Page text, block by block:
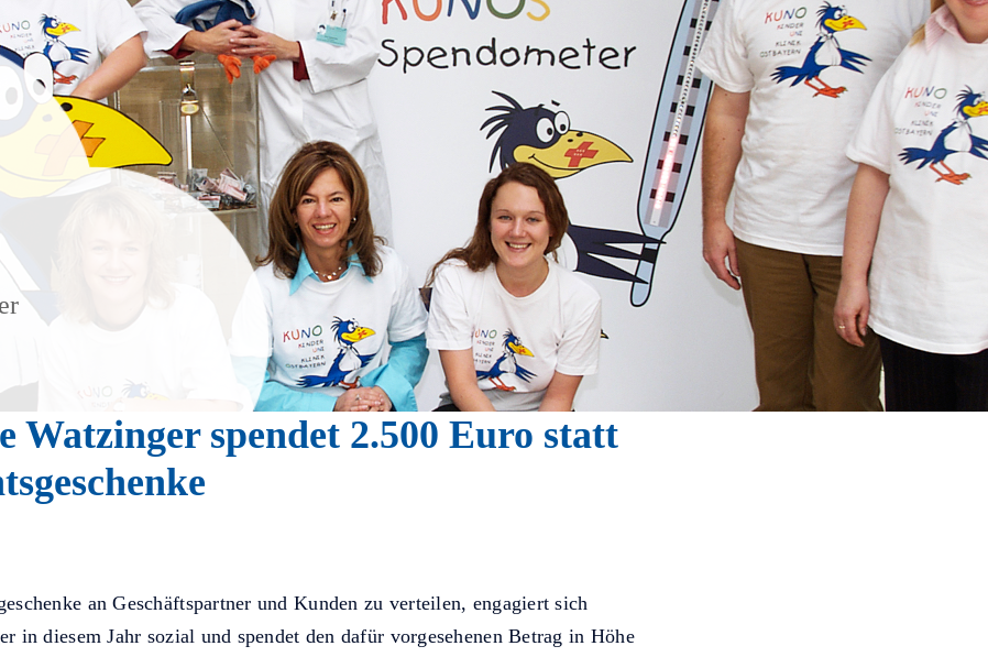
Watzinger spendet 2.500 Euro statt
an Geschäftspartner und Kunden zu verteilen, engagiert sich
in diesem Jahr sozial und spendet den dafür vorgesehenen Betrag in Höhe